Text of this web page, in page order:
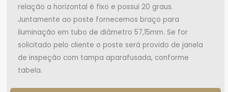
relação a horizontal é fixo e possui 20 graus.
Juntamente ao poste fornecemos braço para
iluminação em tubo de diâmetro 57,15mm. Se for
solicitado pelo cliente o poste será provido de janela
de inspeção com tampa aparafusada, conforme
tabela.